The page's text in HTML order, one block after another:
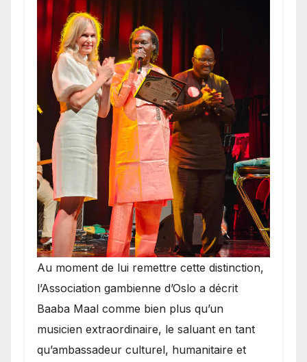
​Au moment de lui remettre cette distinction,
l’Association gambienne d’Oslo a décrit
Baaba Maal comme bien plus qu’un
musicien extraordinaire, le saluant en tant
qu’ambassadeur culturel, humanitaire et